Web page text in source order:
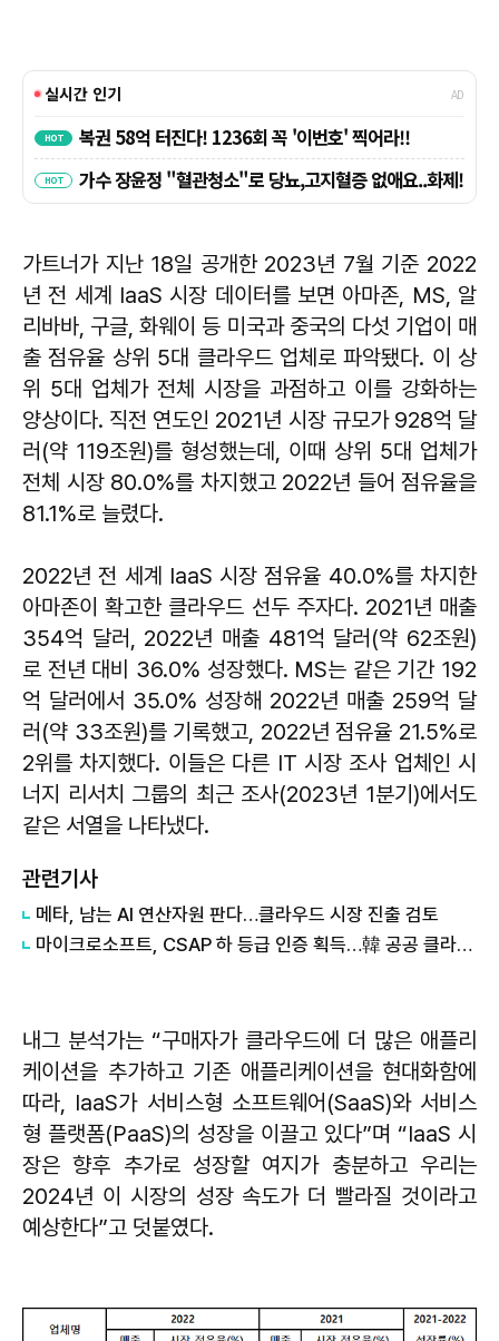
가트너가 지난 18일 공개한 2023년 7월 기준 2022
년 전 세계 IaaS 시장 데이터를 보면 아마존, MS, 알
리바바, 구글, 화웨이 등 미국과 중국의 다섯 기업이 매
출 점유율 상위 5대 클라우드 업체로 파악됐다. 이 상
위 5대 업체가 전체 시장을 과점하고 이를 강화하는
양상이다. 직전 연도인 2021년 시장 규모가 928억 달
러(약 119조원)를 형성했는데, 이때 상위 5대 업체가
전체 시장 80.0%를 차지했고 2022년 들어 점유율을
81.1%로 늘렸다.
2022년 전 세계 IaaS 시장 점유율 40.0%를 차지한
아마존이 확고한 클라우드 선두 주자다. 2021년 매출
354억 달러, 2022년 매출 481억 달러(약 62조원)
로 전년 대비 36.0% 성장했다. MS는 같은 기간 192
억 달러에서 35.0% 성장해 2022년 매출 259억 달
러(약 33조원)를 기록했고, 2022년 점유율 21.5%로
2위를 차지했다. 이들은 다른 IT 시장 조사 업체인 시
너지 리서치 그룹의 최근 조사(2023년 1분기)에서도
같은 서열을 나타냈다.
관련기사
메타, 남는 AI 연산자원 판다…클라우드 시장 진출 검토
마이크로소프트, CSAP 하 등급 인증 획득…韓 공공 클라우드 시장 진출 '본격화'
내그 분석가는 “구매자가 클라우드에 더 많은 애플리
케이션을 추가하고 기존 애플리케이션을 현대화함에
따라, IaaS가 서비스형 소프트웨어(SaaS)와 서비스
형 플랫폼(PaaS)의 성장을 이끌고 있다”며 “IaaS 시
장은 향후 추가로 성장할 여지가 충분하고 우리는
2024년 이 시장의 성장 속도가 더 빨라질 것이라고
예상한다”고 덧붙였다.